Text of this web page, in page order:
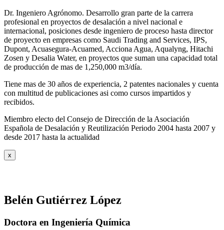
Dr. Ingeniero Agrónomo. Desarrollo gran parte de la carrera
profesional en proyectos de desalación a nivel nacional e
internacional, posiciones desde ingeniero de proceso hasta director
de proyecto en empresas como Saudi Trading and Services, IPS,
Dupont, Acuasegura-Acuamed, Acciona Agua, Aqualyng, Hitachi
Zosen y Desalia Water, en proyectos que suman una capacidad total
de producción de mas de 1,250,000 m3/día.
Tiene mas de 30 años de experiencia, 2 patentes nacionales y cuenta
con multitud de publicaciones asi como cursos impartidos y
recibidos.
Miembro electo del Consejo de Dirección de la Asociación
Española de Desalación y Reutilización Periodo 2004 hasta 2007 y
desde 2017 hasta la actualidad
x
Belén Gutiérrez López
Doctora en Ingeniería Química